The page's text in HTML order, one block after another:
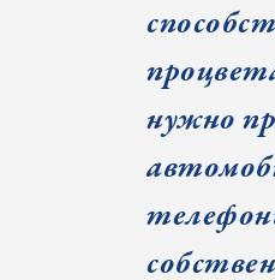
нужно